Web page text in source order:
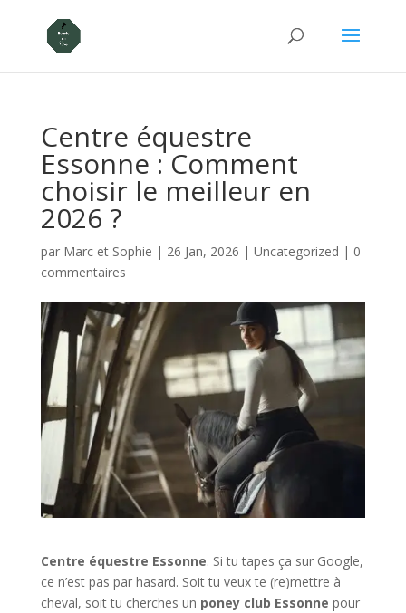
Centre équestre
Essonne : Comment
choisir le meilleur en
2026 ?
par Marc et Sophie | 26 Jan, 2026 | Uncategorized | 0
commentaires
Centre équestre Essonne. Si tu tapes ça sur Google,
ce n’est pas par hasard. Soit tu veux te (re)mettre à
cheval, soit tu cherches un poney club Essonne pour